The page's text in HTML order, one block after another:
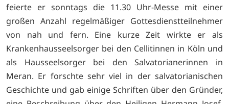
feierte er sonntags die 11.30 Uhr-Messe mit einer
großen Anzahl regelmäßiger Gottesdienstteilnehmer
von nah und fern. Eine kurze Zeit wirkte er als
Krankenhausseelsorger bei den Cellitinnen in Köln und
als Hausseelsorger bei den Salvatorianerinnen in
Meran. Er forschte sehr viel in der salvatorianischen
Geschichte und gab einige Schriften über den Gründer,